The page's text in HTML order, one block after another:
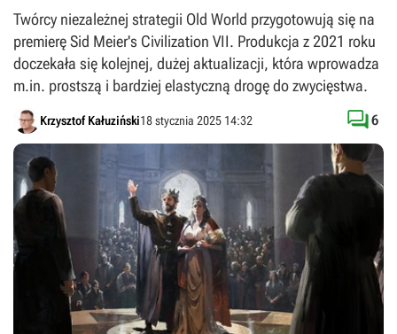
Twórcy niezależnej strategii Old World przygotowują się na
premierę Sid Meier's Civilization VII. Produkcja z 2021 roku
doczekała się kolejnej, dużej aktualizacji, która wprowadza
m.in. prostszą i bardziej elastyczną drogę do zwycięstwa.
Krzysztof Kałuziński18 stycznia 2025 14:32 6